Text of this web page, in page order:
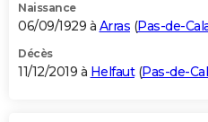
Naissance
06/09/1929 à Arras (Pas-de-
Décès
11/12/2019 à Helfaut(Pas-de-